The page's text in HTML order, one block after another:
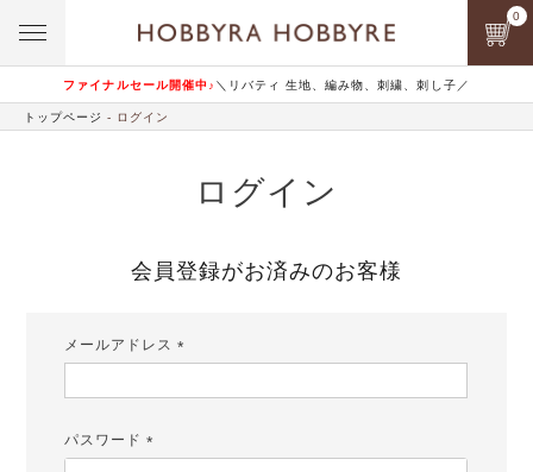
ファイナルセール開催中♪ ＼リバティ 生地、編み物、刺繍、刺し子／
0
トップページ ログイン
ログイン
会員登録がお済みのお客様
メールアドレス
パスワード